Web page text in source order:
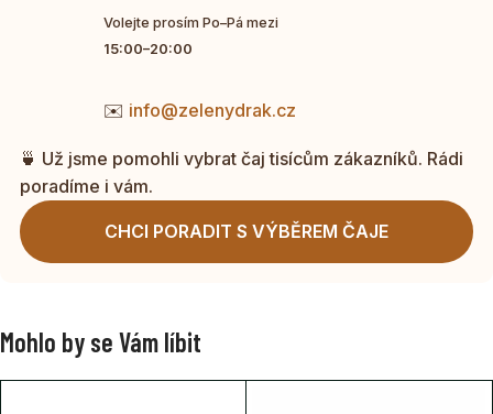
Volejte prosím Po–Pá mezi
15:00–20:00
✉️ info@zelenydrak.cz
🍵 Už jsme pomohli vybrat čaj tisícům zákazníků. Rádi
poradíme i vám.
CHCI PORADIT S VÝBĚREM ČAJE
Mohlo by se Vám líbit